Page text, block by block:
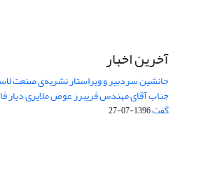
آخرین اخبار
جانشین سردبیر و ویراستار نشریه‌ی صنعت
جناب آقای مهندس فریبرز عوض ملایری دیار
گفت1396-07-27